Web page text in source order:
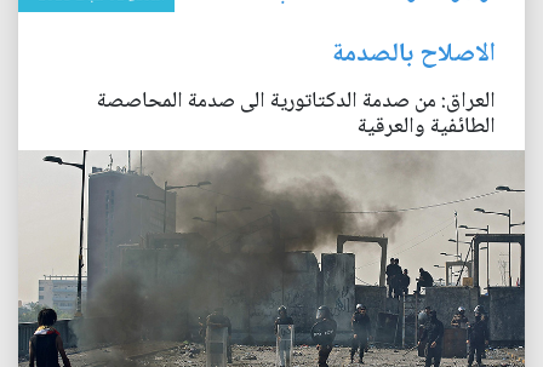
الاصلاح بالصدمة
العراق: من صدمة الدكتاتورية الى صدمة المحاصصة
الطائفية والعرقية